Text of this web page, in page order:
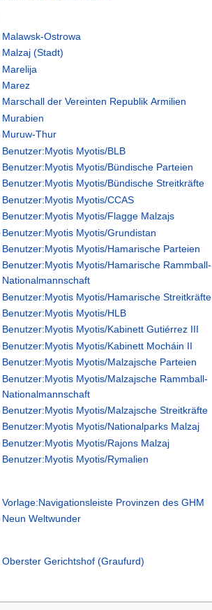
Malawsk-Ostrowa
Malzaj (Stadt)
Marelija
Marez
Marschall der Vereinten Republik Armilien
Murabien
Muruw-Thur
Benutzer:Myotis Myotis/BLB
Benutzer:Myotis Myotis/Bündische Parteien
Benutzer:Myotis Myotis/Bündische Streitkräfte
Benutzer:Myotis Myotis/CCAS
Benutzer:Myotis Myotis/Flagge Malzajs
Benutzer:Myotis Myotis/Grundistan
Benutzer:Myotis Myotis/Hamarische Parteien
Benutzer:Myotis Myotis/Hamarische Rammball-
Nationalmannschaft
Benutzer:Myotis Myotis/Hamarische Streitkräfte
Benutzer:Myotis Myotis/HLB
Benutzer:Myotis Myotis/Kabinett Gutiérrez III
Benutzer:Myotis Myotis/Kabinett Mocháin II
Benutzer:Myotis Myotis/Malzajsche Parteien
Benutzer:Myotis Myotis/Malzajsche Rammball-
Nationalmannschaft
Benutzer:Myotis Myotis/Malzajsche Streitkräfte
Benutzer:Myotis Myotis/Nationalparks Malzaj
Benutzer:Myotis Myotis/Rajons Malzaj
Benutzer:Myotis Myotis/Rymalien
Vorlage:Navigationsleiste Provinzen des GHM
Neun Weltwunder
Oberster Gerichtshof (Graufurd)